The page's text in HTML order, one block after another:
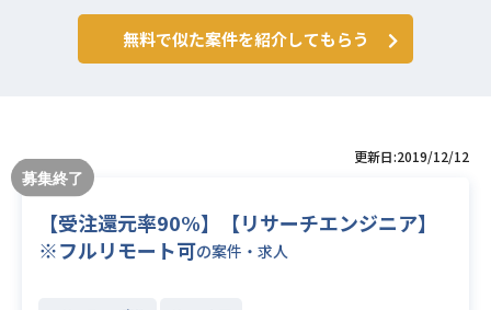
無料で似た案件を紹介してもらう
更新日:2019/12/12
【受注還元率90%】【リサーチエンジニア】
※フルリモート可の案件・求人